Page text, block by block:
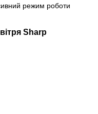
режим роботи
Sharp